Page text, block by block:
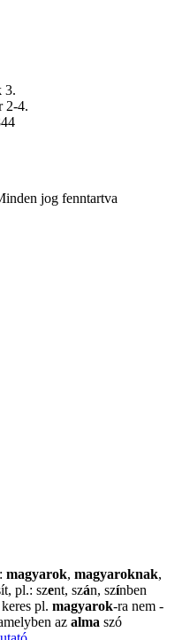
3.
2-4.
jog fenntartva
magyarok, magyaroknak,
pl.: szent, szán, színben
pl. magyarok-ra nem -
az alma szó